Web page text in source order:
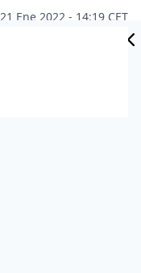
21 Ene 2022 - 14:19 CET
TELEVISIÓN